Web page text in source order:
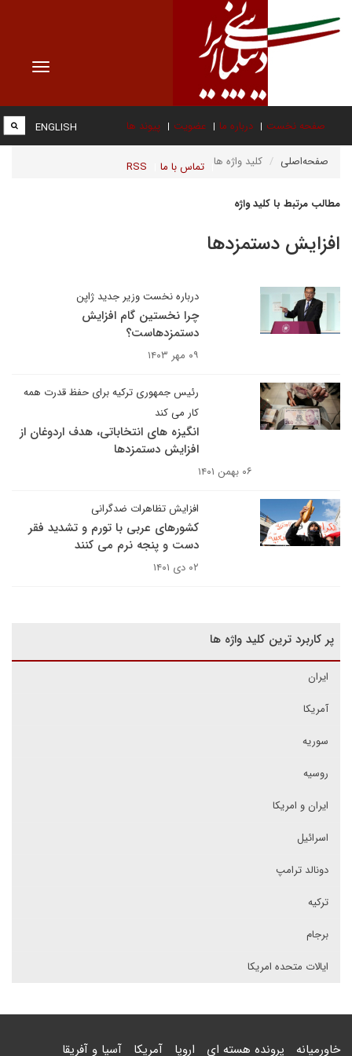
Toggle
صفحه نخست درباره ما عضویت پیوند ها
تماس با ما RSS
ENGLISH
صفحه‌اصلی کلید واژه ها
مطالب مرتبط با کلید واژه
افزایش دستمزدها
درباره نخست وزیر جدید ژاپن
چرا نخستین گام افزایش
دستمزدهاست؟
۰۹ مهر ۱۴۰۳
رئیس جمهوری ترکیه برای حفظ قدرت همه
کار می کند
انگیزه های انتخاباتی، هدف اردوغان از
افزایش دستمزدها
۰۶ بهمن ۱۴۰۱
افزایش تظاهرات ضدگرانی
کشورهای عربی با تورم و تشدید فقر
دست و پنجه نرم می کنند
۰۲ دی ۱۴۰۱
پر کاربرد ترین کلید واژه ها
ایران
آمریکا
سوریه
روسیه
ایران و امریکا
اسرائیل
دونالد ترامپ
ترکیه
برجام
ایالات متحده امریکا
خاورمیانه پرونده هسته ای اروپا آمریکا آسیا و آفریقا